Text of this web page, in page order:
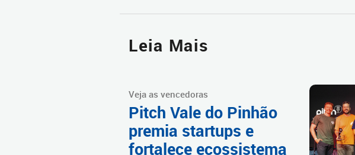
Leia Mais
Veja as vencedoras
Pitch Vale do Pinhão
premia startups e
fortalece ecossistema